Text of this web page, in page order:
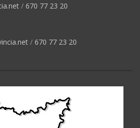
/ 670 77 23 20
/ 670 77 23 20